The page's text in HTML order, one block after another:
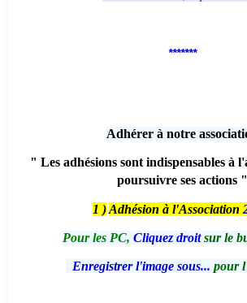
*******
Adhérer à notre
" Les adhésions sont indispensables à
poursuivre ses actions "
1 ) Adhésion à l'Association
Pour les PC, Cliquez droitsur le
Enregistrer l'image sous... pour